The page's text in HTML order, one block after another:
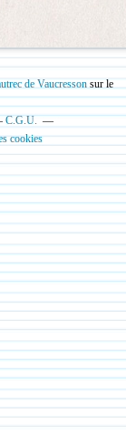
de Vaucressonsur le
C.G.U.
cookies